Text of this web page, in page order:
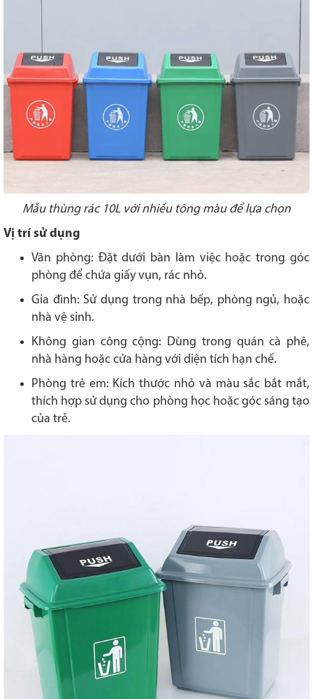
Mẫu thùng rác 10L với nhiều tông màu để lựa chọn
Vị trí sử dụng
Văn phòng: Đặt dưới bàn làm việc hoặc trong góc
phòng để chứa giấy vụn, rác nhỏ.
Gia đình: Sử dụng trong nhà bếp, phòng ngủ, hoặc
nhà vệ sinh.
Không gian công cộng: Dùng trong quán cà phê,
nhà hàng hoặc cửa hàng với diện tích hạn chế.
Phòng trẻ em: Kích thước nhỏ và màu sắc bắt mắt,
thích hợp sử dụng cho phòng học hoặc góc sáng tạo
của trẻ.